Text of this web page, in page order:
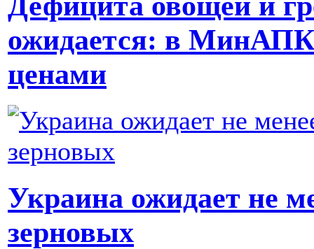
ожидается: в МинАПК
ценами
Украина ожидает не
зерновых